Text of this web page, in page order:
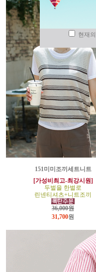
151미미조끼세트니트
[가성비최고-최강시원]
두벌을 한벌로
린넨티셔츠+니트조끼
36,000원
31,700원
현재